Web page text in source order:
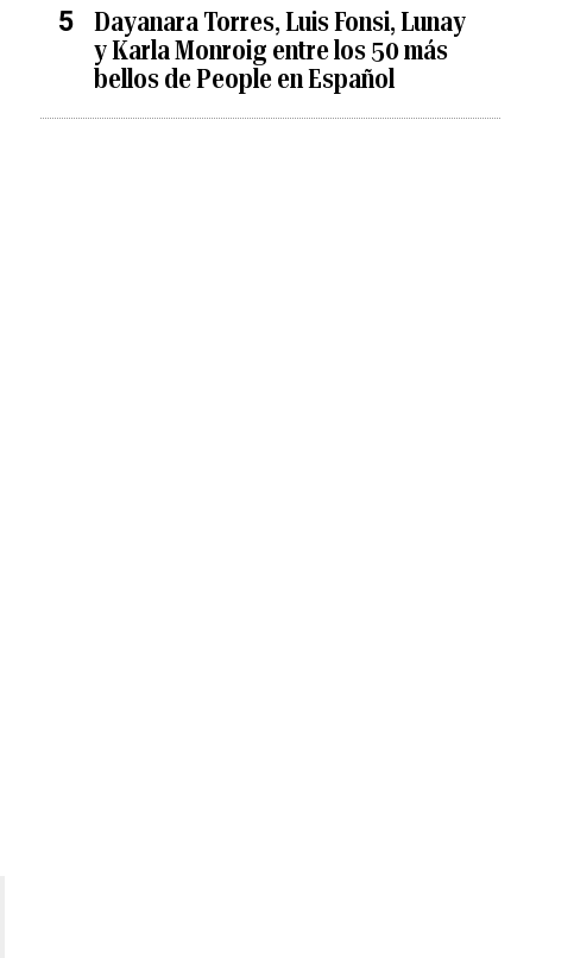
Dayanara Torres, Luis Fonsi, Lunay
y Karla Monroig entre los 50 más
bellos de People en Español